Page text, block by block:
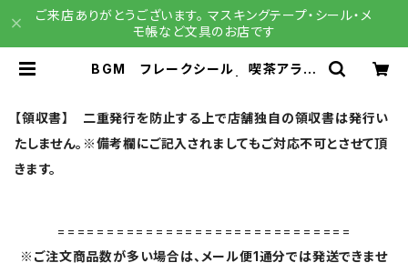
ご来店ありがとうございます。 マスキングテープ・シール・メ
モ帳など文具のお店です
BGM フレークシール 喫茶アラモ
【領収書】 二重発行を防止する上で店舗独自の領収書は発行い
たしません。※備考欄にご記入されましてもご対応不可とさせて頂
きます。
==============================
※ご注文商品数が多い場合は、メール便1通分では発送できませ